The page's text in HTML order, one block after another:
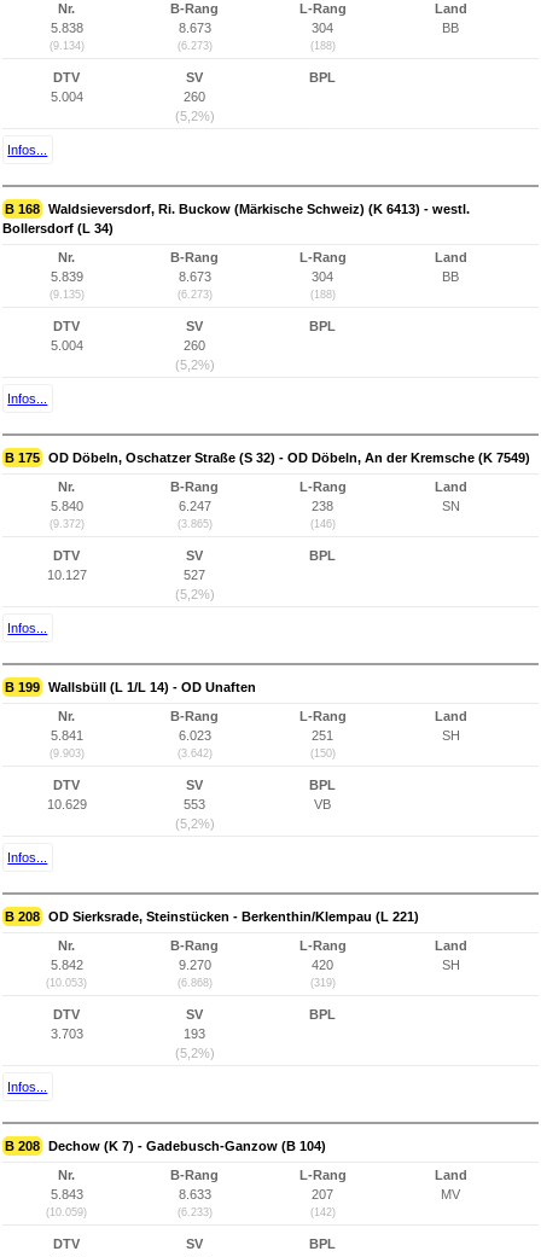
Nr.
5.838
(9.134)
B-Rang
8.673
(6.273)
L-Rang
304
(188)
Land
BB
DTV
5.004
SV
260
(5,2%)
BPL
Infos...
B 168 Waldsieversdorf, Ri. Buckow (Märkische Schweiz) (K 6413) - westl.
Bollersdorf (L 34)
Nr.
5.839
(9.135)
B-Rang
8.673
(6.273)
L-Rang
304
(188)
Land
BB
DTV
5.004
SV
260
(5,2%)
BPL
Infos...
B 175 OD Döbeln, Oschatzer Straße (S 32) - OD Döbeln, An der Kremsche (K 7549)
Nr.
5.840
(9.372)
B-Rang
6.247
(3.865)
L-Rang
238
(146)
Land
SN
DTV
10.127
SV
527
(5,2%)
BPL
Infos...
B 199 Wallsbüll (L 1/L 14) - OD Unaften
Nr.
5.841
(9.903)
B-Rang
6.023
(3.642)
L-Rang
251
(150)
Land
SH
DTV
10.629
SV
553
(5,2%)
BPL
VB
Infos...
B 208 OD Sierksrade, Steinstücken - Berkenthin/Klempau (L 221)
Nr.
5.842
(10.053)
B-Rang
9.270
(6.868)
L-Rang
420
(319)
Land
SH
DTV
3.703
SV
193
(5,2%)
BPL
Infos...
B 208 Dechow (K 7) - Gadebusch-Ganzow (B 104)
Nr.
5.843
(10.059)
B-Rang
8.633
(6.233)
L-Rang
207
(142)
Land
MV
DTV
SV
BPL